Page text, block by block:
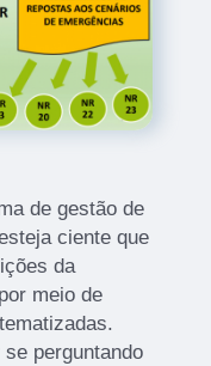
de gestão de
ciente que
da
meio de
perguntando